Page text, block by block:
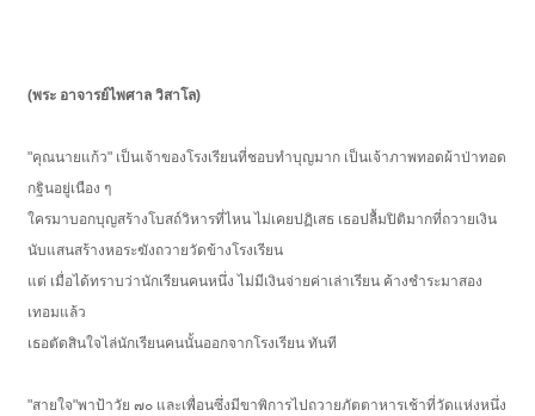
(พระ อาจารย์ไพศาล วิสาโล)
"คุณนายแก้ว" เป็นเจ้าของโรงเรียนที่ชอบทำบุญมาก เป็นเจ้าภาพทอดผ้าป่าทอด
กฐินอยู่เนือง ๆ
ใครมาบอกบุญสร้างโบสถ์วิหารที่ไหน ไม่เคยปฏิเสธ เธอปลื้มปิติมากที่ถวายเงิน
นับแสนสร้างหอระฆังถวายวัดข้างโรงเรียน
แต่ เมื่อได้ทราบว่านักเรียนคนหนึ่ง ไม่มีเงินจ่ายค่าเล่าเรียน ค้างชำระมาสอง
เทอมแล้ว
เธอตัดสินใจไล่นักเรียนคนนั้นออกจากโรงเรียน ทันที
"สายใจ"พาป้าวัย ๗๐ และเพื่อนซึ่งมีขาพิการไปถวายภัตตาหารเช้าที่วัดแห่งหนึ่ง